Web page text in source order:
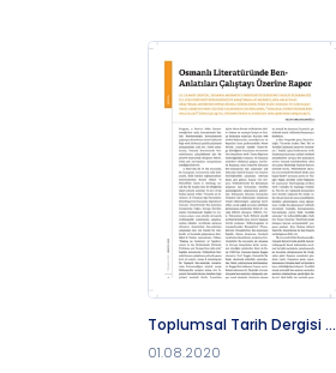
Toplumsal Tarih Dergisi -
01.08.2020